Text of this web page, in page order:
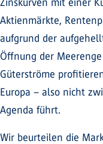
Aktienmärkte,
aufgrund der
Öffnung der
Güterströme
Europa – also nicht
Agenda führt.
Wir beurteilen die